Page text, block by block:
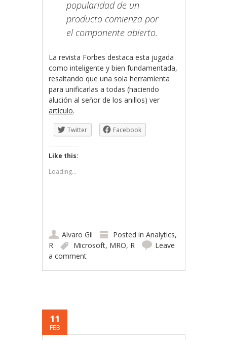
popularidad de un
producto comienza por
el componente abierto.
La revista Forbes destaca esta jugada
como inteligente y bien fundamentada,
resaltando que una sola herramienta
para unificarlas a todas (haciendo
alución al señor de los anillos) ver
artículo.
Twitter Facebook
Like this:
Loading...
Alvaro Gil Posted inAnalytics,
R
Microsoft, MRO, R
Leave
a comment
11
FEB